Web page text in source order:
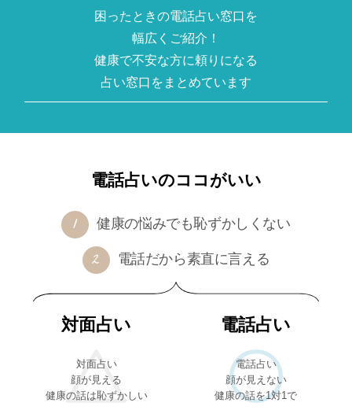
困ったときの電話占い窓口を
幅広くご紹介！
健康で不安な方に頼りになる
占い窓口をまとめています
電話占いのココがいい
健康の悩みでも恥ずかしくない
電話だから素直に言える
対面占い
対面占い
顔が見える
健康の話は恥ずかしい
電話占い
電話占い
顔が見えない
健康の話を1対1で